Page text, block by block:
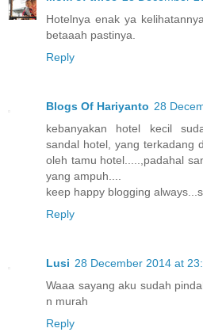
Hotelnya enak ya
betaaah pastinya.
Reply
Blogs Of Hariyanto 28
kebanyakan hotel kecil
sandal hotel, yang terkadang
oleh tamu hotel.....,padahal
yang ampuh....
keep happy blogging
Reply
Lusi 28 December 2014 at
Waaa sayang aku sudah
n murah
Reply